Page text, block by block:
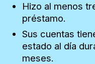
Hizo al menos
préstamo.
Sus cuentas
estado al día
meses.